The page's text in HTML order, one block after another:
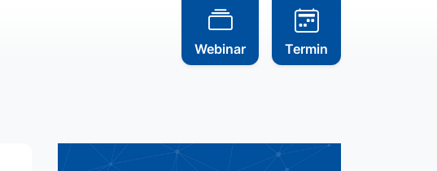
Webinar Termin